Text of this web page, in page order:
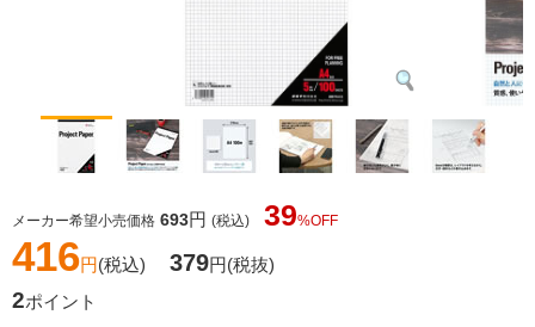
メーカー希望小売価格 693円 (税込) 39%OFF
416円(税込) 379円(税抜)
2ポイント